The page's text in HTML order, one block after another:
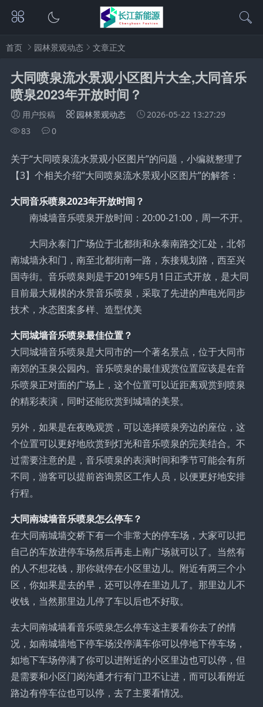
首页 园林景观动态 文章正文
大同喷泉流水景观小区图片大全,大同音乐
喷泉2023年开放时间？
用户投稿 园林景观动态
2026-05-22 13:27:29
83
0
关于“大同喷泉流水景观小区图片”的问题，小编就整理了
【3】个相关介绍“大同喷泉流水景观小区图片”的解答：
大同音乐喷泉2023年开放时间？
南城墙音乐喷泉开放时间：20:00-21:00，周一不开。
大同永泰门广场位于北都街和永泰南路交汇处，北邻
南城墙永和门，南至北都街南一路，东接规划路，西至兴
国寺街。音乐喷泉则是于2019年5月1日正式开放，是大同
目前最大规模的水景音乐喷泉，采取了先进的声电光同步
技术，水态图案多样、造型优美
大同城墙音乐喷泉最佳位置？
大同城墙音乐喷泉是大同市的一个著名景点，位于大同市
南郊的玉泉公园内。音乐喷泉的最佳观赏位置应该是在音
乐喷泉正对面的广场上，这个位置可以近距离观赏到喷泉
的精彩表演，同时还能欣赏到城墙的美景。
另外，如果是在夜晚观赏，可以选择喷泉旁边的座位，这
个位置可以更好地欣赏到灯光和音乐喷泉的完美结合。不
过需要注意的是，音乐喷泉的表演时间和季节可能会有所
不同，游客可以提前咨询景区工作人员，以便更好地安排
行程。
大同南城墙音乐喷泉怎么停车？
在大同南城墙交桥下有一个非常大的停车场，大家可以把
自己的车放进停车场然后再走上南广场就可以了。当然有
的人不想花钱，那你就停在小区里边儿。附近有两三个小
区，你如果是去的早，还可以停在里边儿了。那里边儿不
收钱，当然那里边儿停了车以后也不好取。
去大同南城墙看音乐喷泉怎么停车这主要看你去了的情
况，如南城墙地下停车场没停满车你可以停地下停车场，
如地下车场停满了你可以进附近的小区里边也可以停，但
是需要和小区门岗沟通才行有门卫不让进，而可以看附近
路边有停车位也可以停，去了主要看情况。